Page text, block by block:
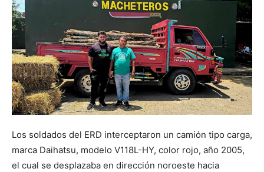
Los soldados del ERD interceptaron un camión tipo carga,
marca Daihatsu, modelo V118L-HY, color rojo, año 2005,
el cual se desplazaba en dirección noroeste hacia